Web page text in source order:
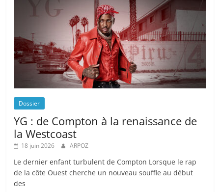
Dossier
YG : de Compton à la renaissance de
la Westcoast
18 juin 2026 ARPOZ
Le dernier enfant turbulent de Compton Lorsque le rap
de la côte Ouest cherche un nouveau souffle au début
des